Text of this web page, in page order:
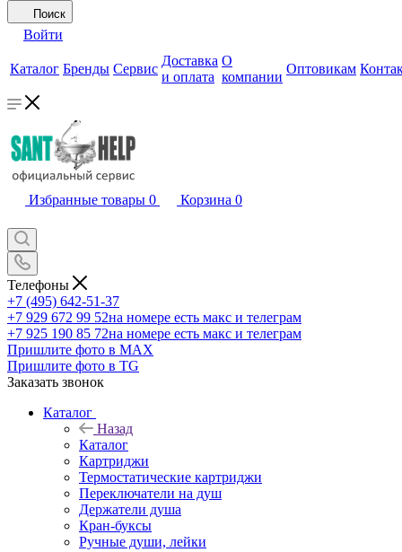
Поиск
Войти
Каталог Бренды Сервис
Доставка
и оплата
О
компании
Оптовикам
Избранные товары 0 Корзина 0
Телефоны
+7 (495) 642-51-37
+7 929 672 99 52на номере есть макс и телеграм
+7 925 190 85 72на номере есть макс и телеграм
Пришлите фото в MAX
Пришлите фото в TG
Заказать звонок
Каталог
Назад
Каталог
Картриджи
Термостатические картриджи
Переключатели на душ
Держатели душа
Кран-буксы
Ручные души, лейки